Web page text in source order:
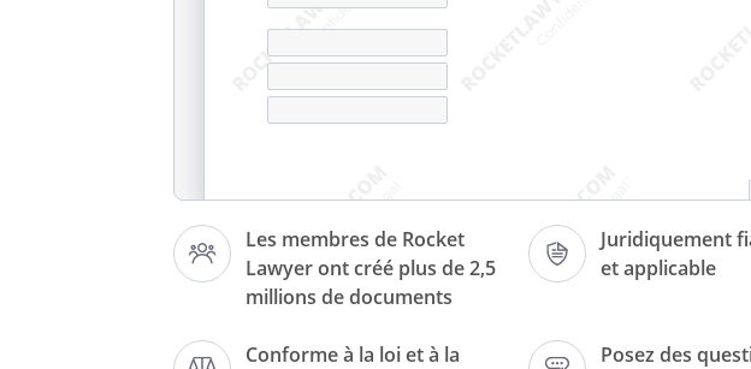
Les membres de Rocket
Lawyer ont créé plus de 2,5
millions de documents
Juridiquement
et applicable
Conforme à la loi et à la
Posez des
Objet :Information sur mon droit à assistance